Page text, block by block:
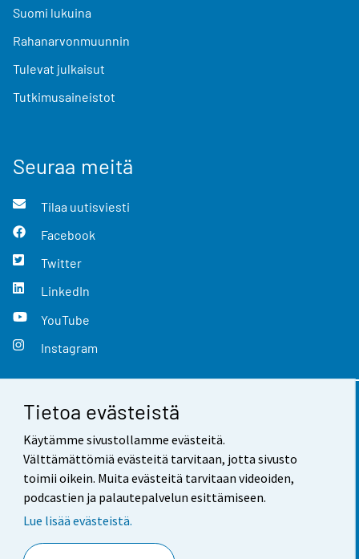
Tietoa evästeistä
Käytämme sivustollamme evästeitä.
Välttämättömiä evästeitä tarvitaan, jotta sivusto
toimii oikein. Muita evästeitä tarvitaan videoiden,
podcastien ja palautepalvelun esittämiseen.
Lue lisää evästeistä.
Suomi lukuina
Rahanarvonmuunnin
Tulevat julkaisut
Tutkimusaineistot
Seuraa meitä
Tilaa uutisviesti
Facebook
Twitter
LinkedIn
YouTube
Instagram
Yhteystiedot
Palaute
Käyttöehdot
Saavutettavuus